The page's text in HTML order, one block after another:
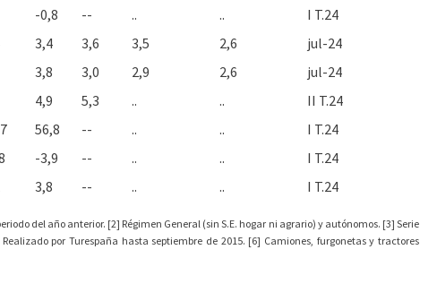
-0,8 -- .. ..
I T.24
3,4 3,6 3,5 2,6
jul-24
3,8 3,0 2,9 2,6
jul-24
4,9 5,3 .. ..
II T.24
56,8 -- .. ..
I T.24
-3,9 -- .. ..
I T.24
3,8 -- .. .. I T.24
del año anterior. [2] Régimen General (sin S.E. hogar ni agrario) y autónomos. [3] Serie
por Turespaña hasta septiembre de 2015. [6] Camiones, furgonetas y tractores